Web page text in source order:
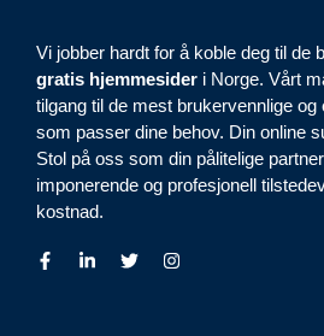
Vi jobber hardt for å koble deg til de
gratis hjemmesider i Norge. Vårt
tilgang til de mest brukervennlige
som passer dine behov. Din online
Stol på oss som din pålitelige
imponerende og profesjonell
kostnad.